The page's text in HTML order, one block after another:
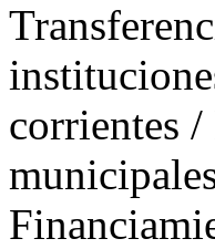
corrientes